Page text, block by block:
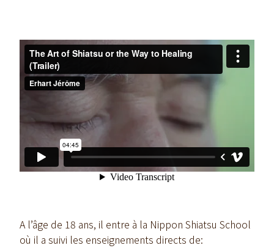
A l’âge de 18 ans, il entre à la Nippon Shiatsu School
où il a suivi les enseignements directs de: